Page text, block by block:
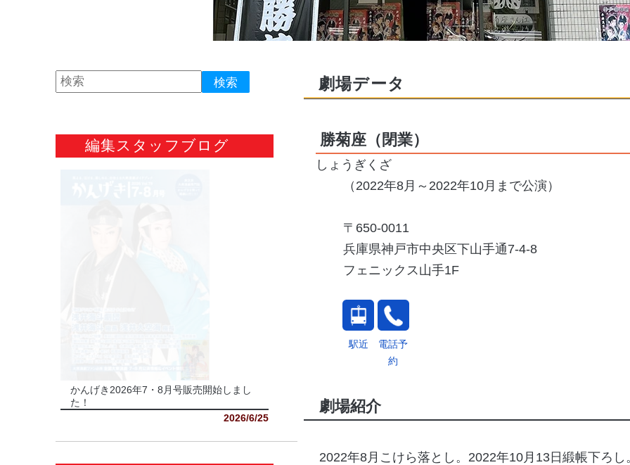
劇場データ
勝菊座 （閉業）
しょうぎくざ
（2022年8月～2022年10月まで公演）
650-0011
兵庫県神戸市中央区下山手通7-4-8
フェニックス山手1F
駅近
電話予
約
劇場紹介
2022年8月こけら落とし。2022年10月13日緞帳下ろし
編集スタッフブログ
かんげき2026年7・8月号販売開始しまし
た！
2026/6/25